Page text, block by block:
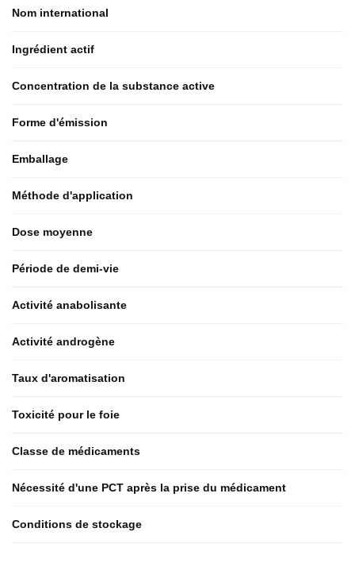
Nom international
Ingrédient actif
Concentration de la substance active
Forme d'émission
Emballage
Méthode d'application
Dose moyenne
Période de demi-vie
Activité anabolisante
Activité androgène
Taux d'aromatisation
Toxicité pour le foie
Classe de médicaments
Nécessité d'une PCT après la prise du médicament
Conditions de stockage